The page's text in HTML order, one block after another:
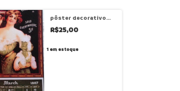
pôster decorativo
vintage em pvc
coca-cola - cód
R$25,00
1em estoque